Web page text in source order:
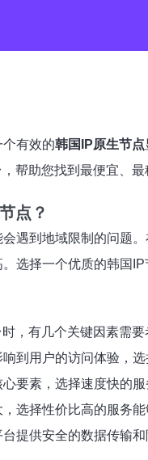
有效的韩国IP原生节点
帮助您找到最便宜、最
点？
遇到地域限制的问题
选择一个优质的韩国
，有几个关键因素需要
响到用户的访问体验，
要素，选择速度快的
选择性价比高的服务能
提供安全的数据传输